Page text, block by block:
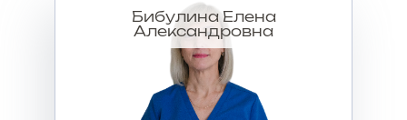
Бибулина Елена
Александровна